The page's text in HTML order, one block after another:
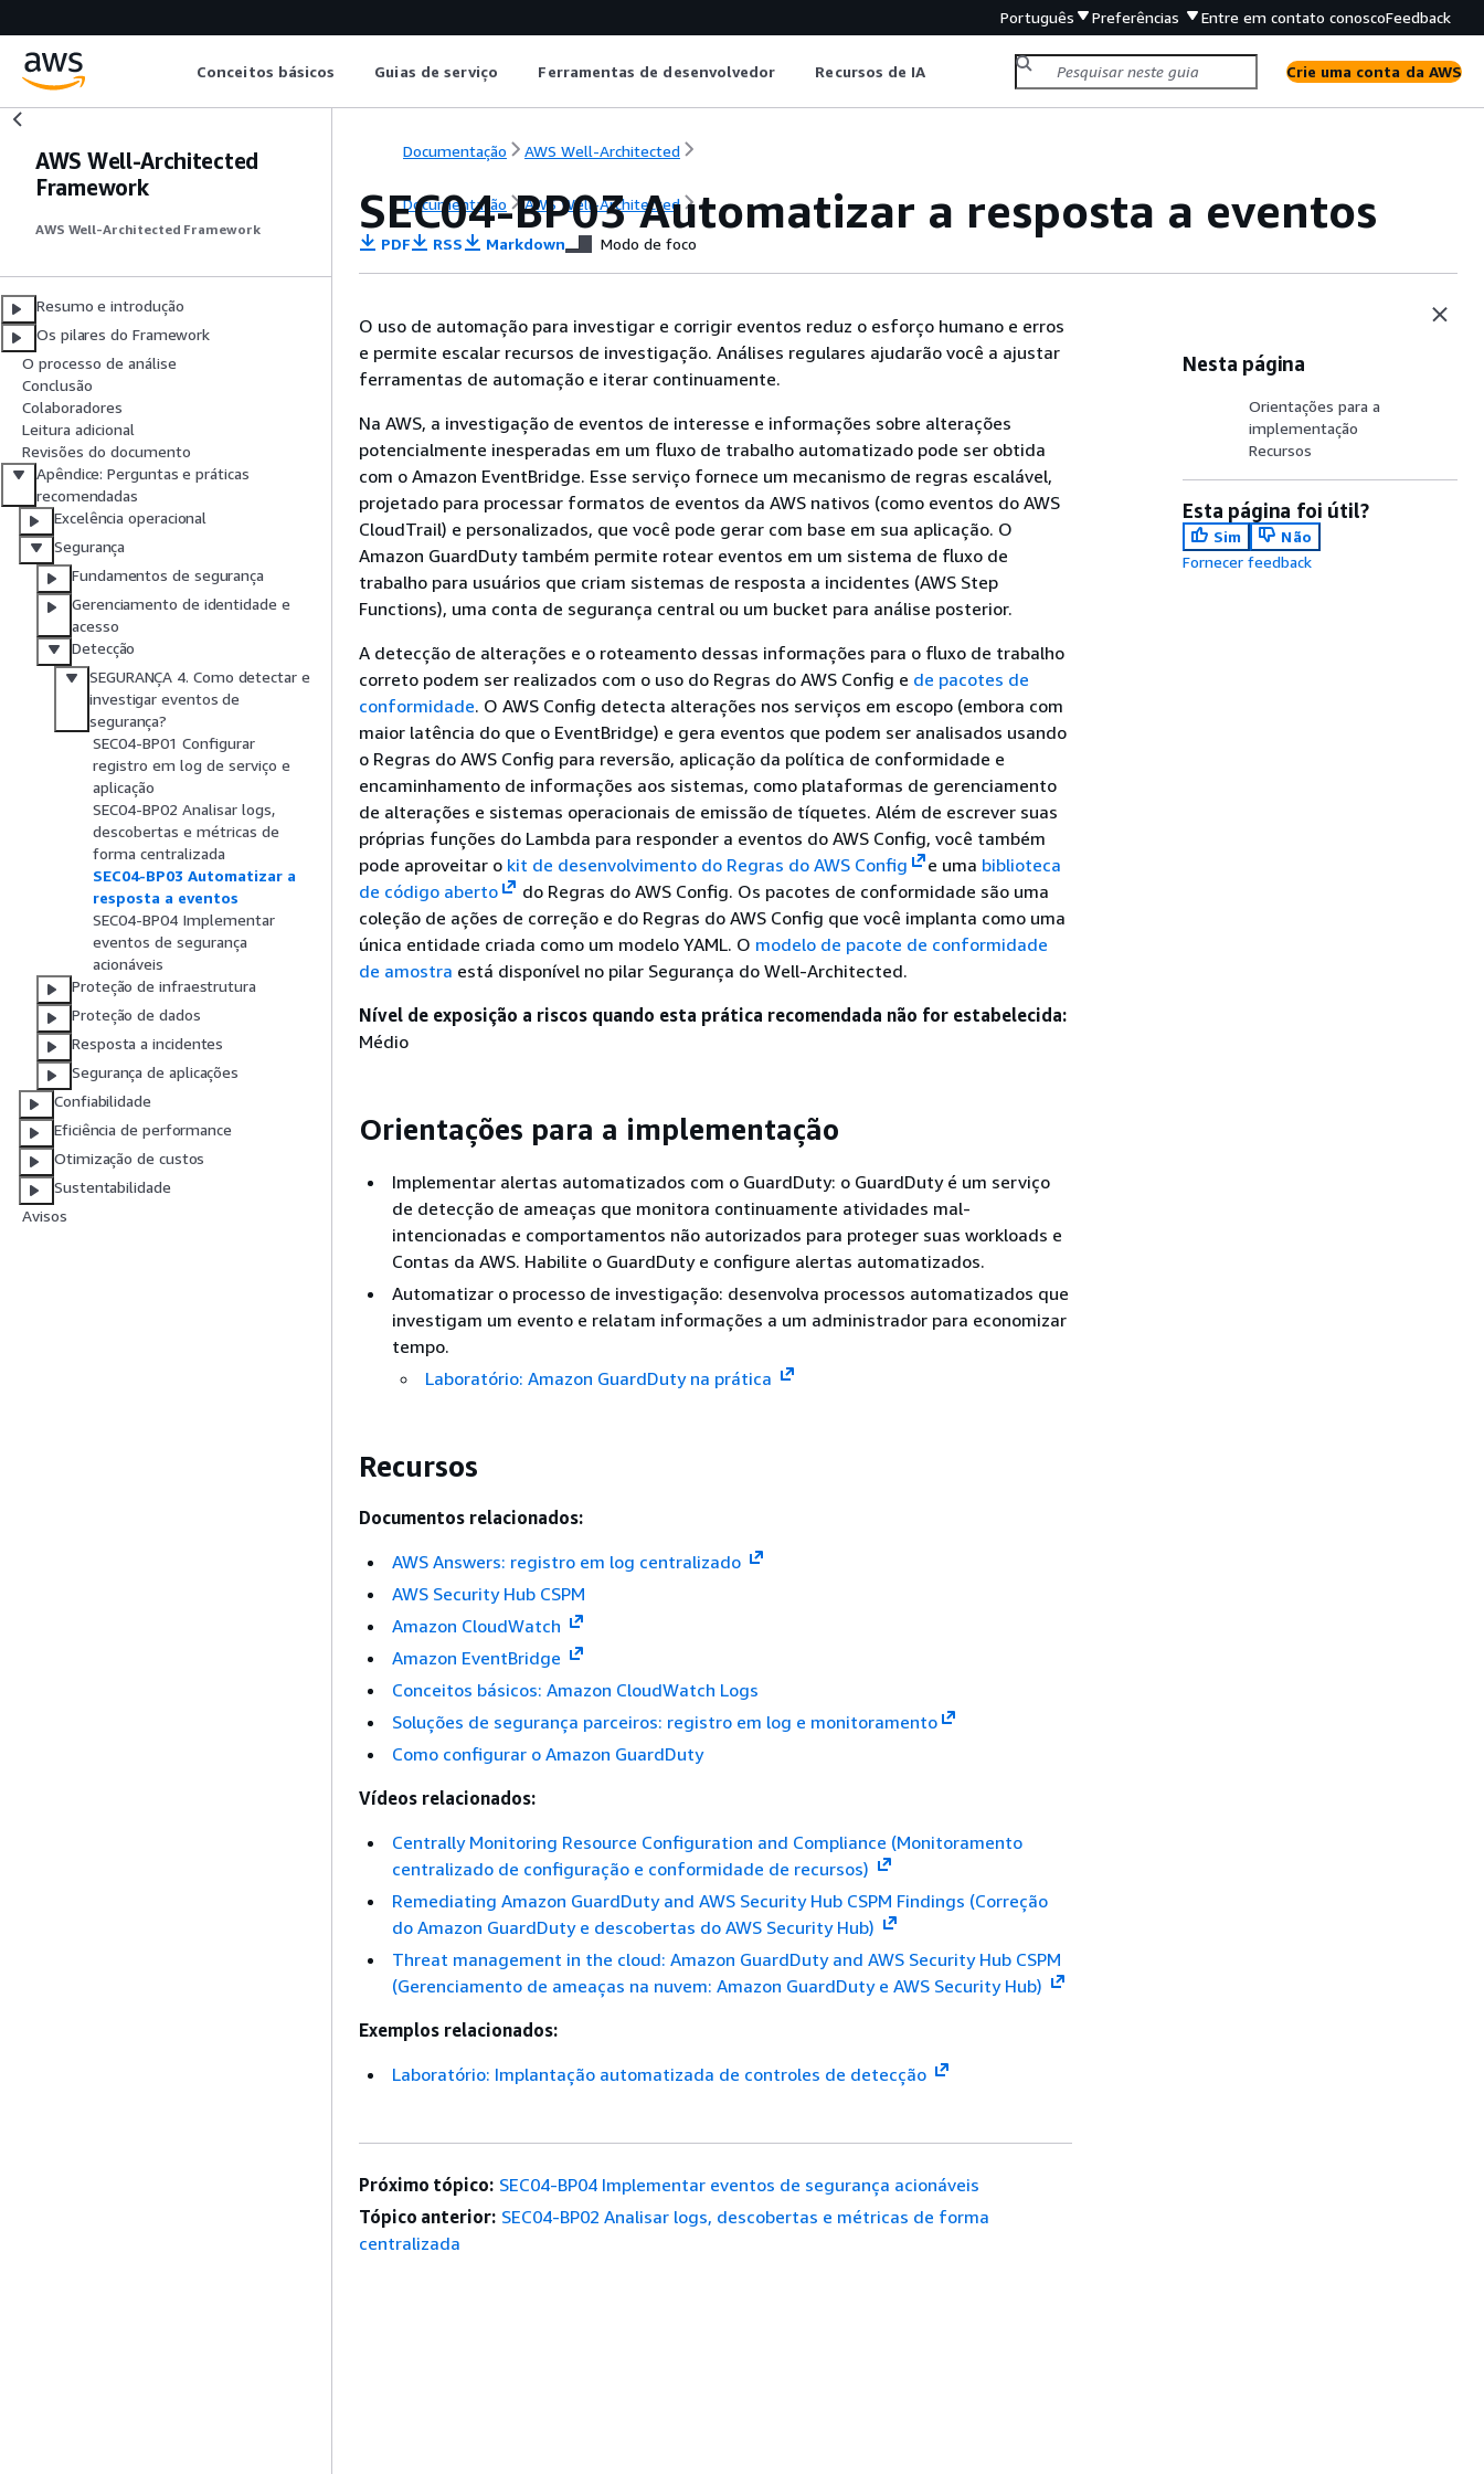
Português Preferências Entre em contato conoscoFeedback
Conceitos básicos Guias de serviço Ferramentas de desenvolvedor Recursos de IA Crie uma conta da AWS
AWS Well-Architected
Framework
AWS Well-Architected Framework
Resumo e introdução
Os pilares do Framework
O processo de análise
Conclusão
Colaboradores
Leitura adicional
Revisões do documento
Apêndice: Perguntas e práticas
recomendadas
Excelência operacional
Segurança
Fundamentos de segurança
Gerenciamento de identidade e
acesso
Detecção
SEGURANÇA 4. Como detectar e
investigar eventos de
segurança?
SEC04-BP01 Configurar
registro em log de serviço e
aplicação
SEC04-BP02 Analisar logs,
descobertas e métricas de
forma centralizada
SEC04-BP03 Automatizar a
resposta a eventos
SEC04-BP04 Implementar
eventos de segurança
acionáveis
Proteção de infraestrutura
Proteção de dados
Resposta a incidentes
Segurança de aplicações
Confiabilidade
Eficiência de performance
Otimização de custos
Sustentabilidade
Avisos
Documentação AWS Well-Architected
Documentação AWS Well-Architected
SEC04-BP03 Automatizar a resposta a eventos
PDF RSS Markdown Modo de foco
O uso de automação para investigar e corrigir eventos reduz o esforço humano e erros
e permite escalar recursos de investigação. Análises regulares ajudarão você a ajustar
ferramentas de automação e iterar continuamente.
Na AWS, a investigação de eventos de interesse e informações sobre alterações
potencialmente inesperadas em um fluxo de trabalho automatizado pode ser obtida
com o Amazon EventBridge. Esse serviço fornece um mecanismo de regras escalável,
projetado para processar formatos de eventos da AWS nativos (como eventos do AWS
CloudTrail) e personalizados, que você pode gerar com base em sua aplicação. O
Amazon GuardDuty também permite rotear eventos em um sistema de fluxo de
trabalho para usuários que criam sistemas de resposta a incidentes (AWS Step
Functions), uma conta de segurança central ou um bucket para análise posterior.
A detecção de alterações e o roteamento dessas informações para o fluxo de trabalho
correto podem ser realizados com o uso do Regras do AWS Config e de pacotes de
conformidade. O AWS Config detecta alterações nos serviços em escopo (embora com
maior latência do que o EventBridge) e gera eventos que podem ser analisados usando
o Regras do AWS Config para reversão, aplicação da política de conformidade e
encaminhamento de informações aos sistemas, como plataformas de gerenciamento
de alterações e sistemas operacionais de emissão de tíquetes. Além de escrever suas
próprias funções do Lambda para responder a eventos do AWS Config, você também
pode aproveitar o kit de desenvolvimento do Regras do AWS Config e uma biblioteca
de código aberto
do Regras do AWS Config. Os pacotes de conformidade são uma
coleção de ações de correção e do Regras do AWS Config que você implanta como uma
única entidade criada como um modelo YAML. O modelo de pacote de conformidade
de amostra está disponível no pilar Segurança do Well-Architected.
Nível de exposição a riscos quando esta prática recomendada não for estabelecida:
Médio
Orientações para a implementação
Implementar alertas automatizados com o GuardDuty: o GuardDuty é um serviço
de detecção de ameaças que monitora continuamente atividades mal-
intencionadas e comportamentos não autorizados para proteger suas workloads e
Contas da AWS. Habilite o GuardDuty e configure alertas automatizados.
Automatizar o processo de investigação: desenvolva processos automatizados que
investigam um evento e relatam informações a um administrador para economizar
tempo.
Laboratório: Amazon GuardDuty na prática
Recursos
Documentos relacionados:
AWS Answers: registro em log centralizado
AWS Security Hub CSPM
Amazon CloudWatch
Amazon EventBridge
Conceitos básicos: Amazon CloudWatch Logs
Soluções de segurança parceiros: registro em log e monitoramento
Como configurar o Amazon GuardDuty
Vídeos relacionados:
Centrally Monitoring Resource Configuration and Compliance (Monitoramento
centralizado de configuração e conformidade de recursos)
Remediating Amazon GuardDuty and AWS Security Hub CSPM Findings (Correção
do Amazon GuardDuty e descobertas do AWS Security Hub)
Threat management in the cloud: Amazon GuardDuty and AWS Security Hub CSPM
(Gerenciamento de ameaças na nuvem: Amazon GuardDuty e AWS Security Hub)
Exemplos relacionados:
Laboratório: Implantação automatizada de controles de detecção
Nesta página
Orientações para a
implementação
Recursos
Esta página foi útil?
Sim
Não
Fornecer feedback
Próximo tópico: SEC04-BP04 Implementar eventos de segurança acionáveis
Tópico anterior: SEC04-BP02 Analisar logs, descobertas e métricas de forma
centralizada